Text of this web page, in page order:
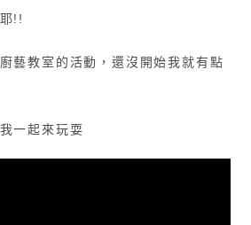
!!
藝教室的活動，還沒開始我就有點
一起來玩耍